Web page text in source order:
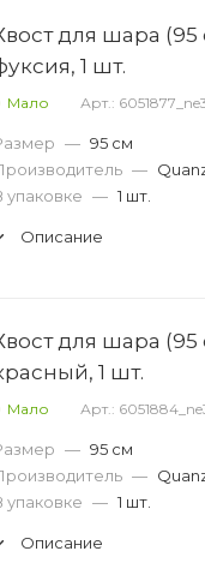
для шара (95
1 шт.
Мало Арт.:
— 95 см
—
упаковке — 1 шт.
Описание
для шара (95
1 шт.
Мало Арт.:
— 95 см
—
упаковке — 1 шт.
Описание